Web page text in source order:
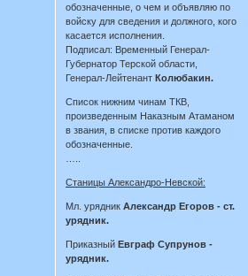
обозначенные, о чем и объявляю по
войску для сведения и должного, кого
касается исполнения.
Подписал: Временный Генерал-
Губернатор Терской области,
Генерал-Лейтенант Колюбакин.
Список нижним чинам ТКВ,
произведенным Наказным Атаманом
в звания, в списке против каждого
обозначенные.
Станицы Александро-Невской:
Мл. урядникАлександр Егоров - ст.
урядник.
Приказный Евграф Супрунов -
урядник.